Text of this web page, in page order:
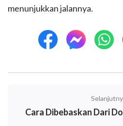
menunjukkan jalannya.
Cara Dibebaskan Dari